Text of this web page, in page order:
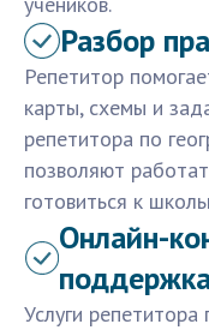
Разбор
Репетитор
карты, схемы и
репетитора по
позволяют
готовиться к
Онлайн-
Услуги